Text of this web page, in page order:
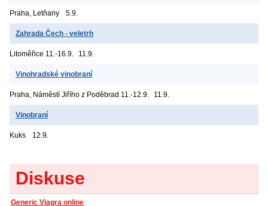
Praha, Letňany 5.9.
Zahrada Čech - veletrh
Litoměřice 11.-16.9. 11.9.
Vinohradské vinobraní
Praha, Náměstí Jiřího z Poděbrad 11.-12.9. 11.9.
Vinobraní
Kuks 12.9.
Diskuse
Generic Viagra online